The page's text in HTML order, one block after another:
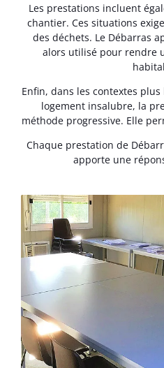
Les prestations incluent
chantier. Ces situations
des déchets. Le Débarras
alors utilisé pour rendre
Enfin, dans les contextes
logement insalubre, la
méthode progressive. Elle
Chaque prestation de
apporte une